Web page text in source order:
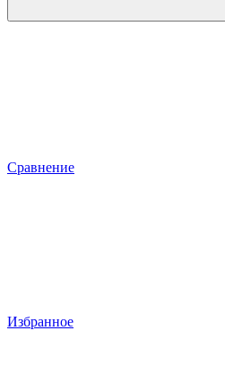
Сравнение
Избранное